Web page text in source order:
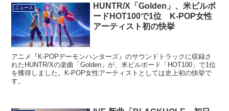
ニュース
HUNTR/X「Golden」、米ビルボ
ードHOT100で1位 K-POP女性
アーティスト初の快挙
アニメ『K-POPデーモンハンターズ』のサウンドトラックに収録さ
れたHUNTR/Xの楽曲「Golden」が、米ビルボード「HOT100」で1位
を獲得しました。K-POP女性アーティストとしては史上初の快挙で
す。